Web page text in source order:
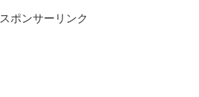
スポンサーリンク